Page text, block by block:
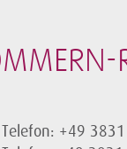
Telefon: +49